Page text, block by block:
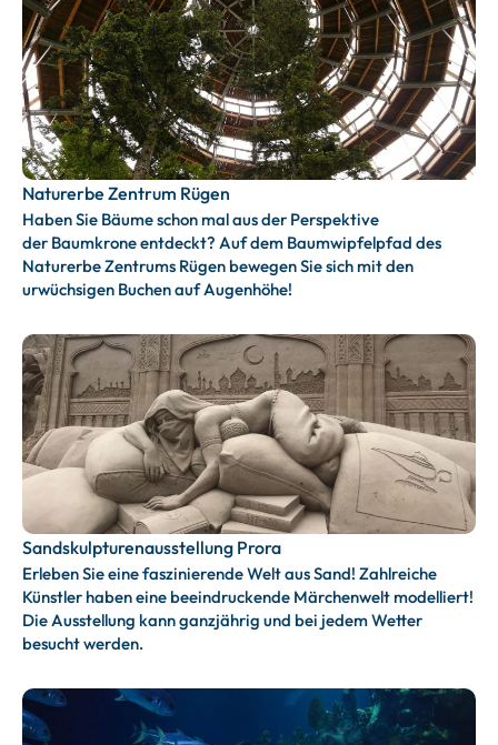
Naturerbe Zentrum Rügen
Haben Sie Bäume schon mal aus der Perspektive
der Baumkrone entdeckt? Auf dem Baumwipfelpfad des
Naturerbe Zentrums Rügen bewegen Sie sich mit den
urwüchsigen Buchen auf Augenhöhe!
Sandskulpturenausstellung Prora
Erleben Sie eine faszinierende Welt aus Sand! Zahlreiche
Künstler haben eine beeindruckende Märchenwelt modelliert!
Die Ausstellung kann ganzjährig und bei jedem Wetter
besucht werden.